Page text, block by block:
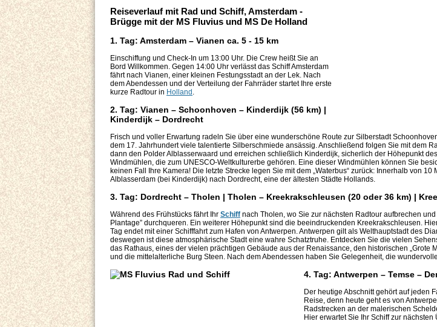
Reiseverlauf mit Rad und Schiff, Amsterdam -
Brügge mit der MS Fluvius und MS De Holland
1. Tag: Amsterdam – Vianen ca. 5 - 15 km
Einschiffung und Check-In um 13:00 Uhr. Die Crew heißt Sie an
Bord Willkommen. Gegen 14:00 Uhr verlässt das Schiff Amsterdam
fährt nach Vianen, einer kleinen Festungsstadt an der Lek. Nach
dem Abendessen und der Verteilung der Fahrräder startet Ihre erste
kurze Radtour in Holland .
2. Tag: Vianen – Schoonhoven – Kinderdijk (56 km) |
Kinderdijk – Dordrecht
Frisch und voller Erwartung radeln Sie über eine wunderschöne Route zur Silberstadt
dem 17. Jahrhundert viele talentierte Silberschmiede ansässig. Anschließend folgen Sie mit dem
dann den Polder Alblasserwaard und erreichen schließlich Kinderdijk, sicherlich der Höhepunkt
Windmühlen, die zum UNESCO-Weltkulturerbe gehören. Eine dieser Windmühlen können Sie
keinen Fall Ihre Kamera! Die letzte Strecke legen Sie mit dem „Waterbus“ zurück: Innerhalb von 10
Alblasserdam (bei Kinderdijk) nach Dordrecht, eine der ältesten Städte Hollands.
3. Tag: Dordrecht – Tholen | Tholen – Kreekrakschleusen (20 oder 36 km) |
Während des Frühstücks fährt Ihr Schiff nach Tholen, wo Sie zur nächsten Radtour aufbrechen
Plantage” durchqueren. Ein weiterer Höhepunkt sind die beeindruckenden Kreekrakschleusen.
Tag endet mit einer Schifffahrt zum Hafen von Antwerpen. Antwerpen gilt als Welthauptstadt des
deswegen ist diese atmosphärische Stadt eine wahre Schatztruhe. Entdecken Sie die vielen
das Rathaus, eines der vielen prächtigen Gebäude aus der Renaissance, den historischen „Grote
und die mittelalterliche Burg Steen. Nach dem Abendessen haben Sie Gelegenheit, die
4. Tag: Antwerpen – Temse –
Der heutige Abschnitt gehört auf jeden
Reise, denn heute geht es von
Radstrecken an der malerischen
Hier erwartet Sie Ihr Schiff zur nächsten